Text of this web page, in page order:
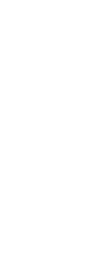
y alcanzar